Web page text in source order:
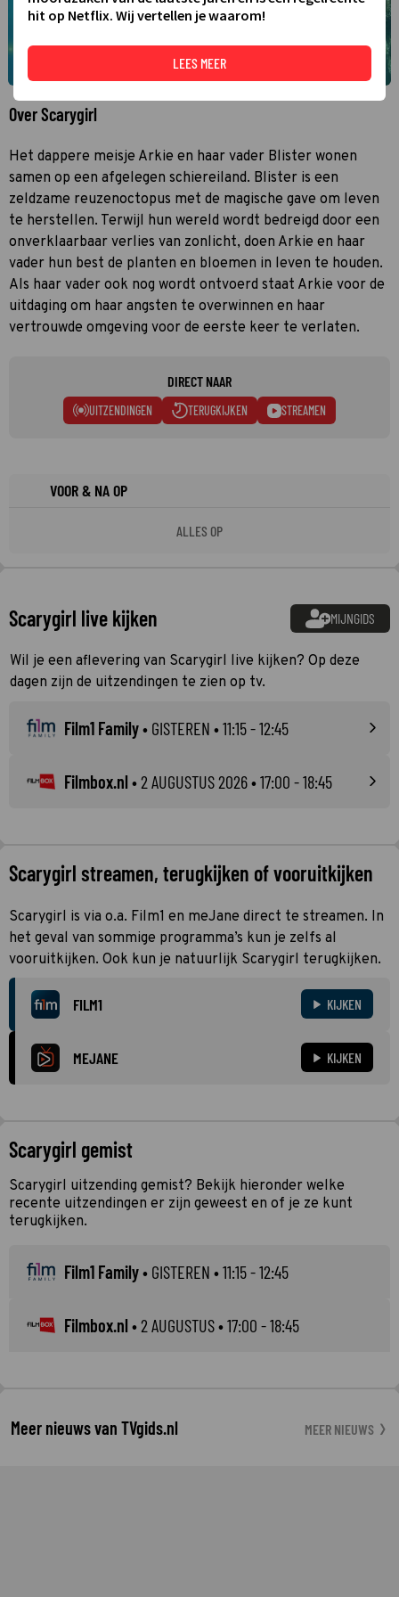
Over Scarygirl
Het dappere meisje Arkie en haar vader Blister wonen
samen op een afgelegen schiereiland. Blister is een
zeldzame reuzenoctopus met de magische gave om leven
te herstellen. Terwijl hun wereld wordt bedreigd door een
onverklaarbaar verlies van zonlicht, doen Arkie en haar
vader hun best de planten en bloemen in leven te houden.
Als haar vader ook nog wordt ontvoerd staat Arkie voor de
uitdaging om haar angsten te overwinnen en haar
vertrouwde omgeving voor de eerste keer te verlaten.
DIRECT NAAR
UITZENDINGEN TERUGKIJKEN STREAMEN
VOOR & NA OP
ALLES OP
Scarygirl live kijken MIJNGIDS
Wil je een aflevering van Scarygirl live kijken? Op deze
dagen zijn de uitzendingen te zien op tv.
Film1 Family• GISTEREN • 11:15 - 12:45
Filmbox.nl •2 AUGUSTUS 2026• 17:00 - 18:45
Scarygirl streamen, terugkijken of vooruitkijken
Scarygirl is via o.a. Film1 en meJane direct te streamen. In
het geval van sommige programma’s kun je zelfs al
vooruitkijken. Ook kun je natuurlijk Scarygirl terugkijken.
FILM1 KIJKEN
MEJANE KIJKEN
Scarygirl gemist
Scarygirl uitzending gemist? Bekijk hieronder welke
recente uitzendingen er zijn geweest en of je ze kunt
terugkijken.
Film1 Family• GISTEREN • 11:15 - 12:45
Filmbox.nl •2 AUGUSTUS• 17:00 - 18:45
Meer nieuws van TVgids.nl MEER NIEUWS
hit op Netflix. Wij vertellen je waarom!
LEES MEER